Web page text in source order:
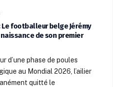
Le footballeur belge Jérémy
de son premier
d’une phase de poules
au Mondial 2026, l’ailier
quitté le